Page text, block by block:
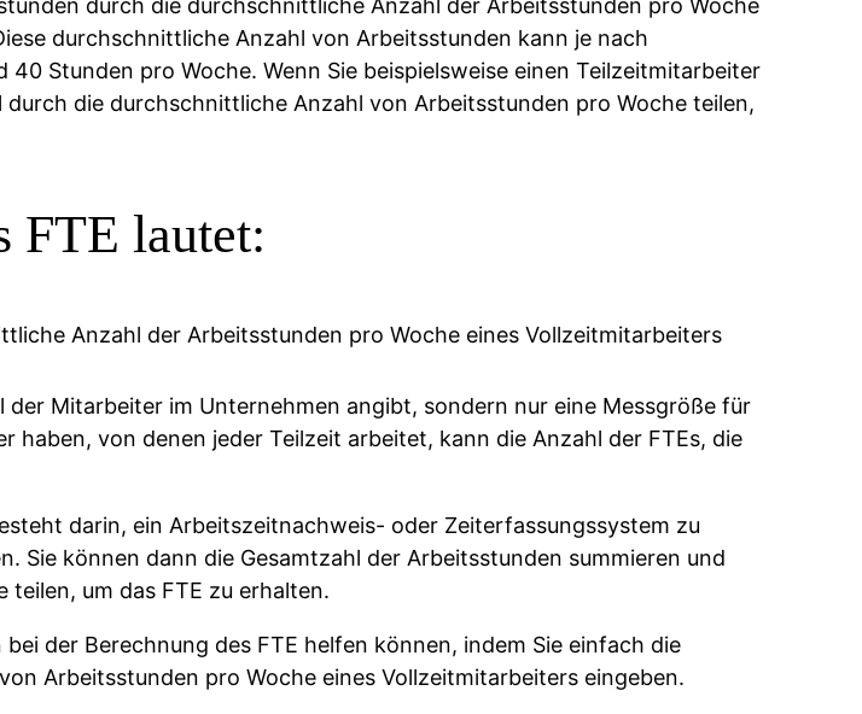
durch die durchschnittliche Anzahl der Arbeitsstunden pro Woche
durchschnittliche Anzahl von Arbeitsstunden kann je nach
Stunden pro Woche. Wenn Sie beispielsweise einen Teilzeitmitarbeiter
die durchschnittliche Anzahl von Arbeitsstunden pro Woche teilen,
FTE lautet:
Anzahl der Arbeitsstunden pro Woche eines Vollzeitmitarbeiters
Mitarbeiter im Unternehmen angibt, sondern nur eine Messgröße für
haben, von denen jeder Teilzeit arbeitet, kann die Anzahl der FTEs, die
darin, ein Arbeitszeitnachweis- oder Zeiterfassungssystem zu
können dann die Gesamtzahl der Arbeitsstunden summieren und
um das FTE zu erhalten.
der Berechnung des FTE helfen können, indem Sie einfach die
Arbeitsstunden pro Woche eines Vollzeitmitarbeiters eingeben.